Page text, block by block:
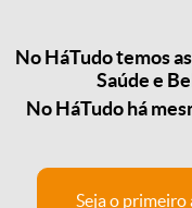
No HáTudo temos
Saúde e
No HáTudo há
Seja o primeiro